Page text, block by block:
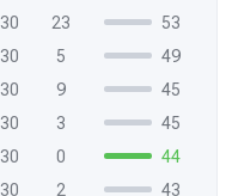
30 23
53
30 5
49
30 9
45
30 3
45
30 0
44
30 2
43